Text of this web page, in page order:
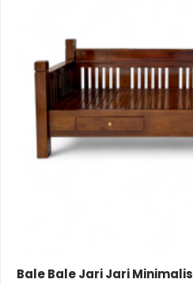
Bale Bale Jari Jari Minimalis